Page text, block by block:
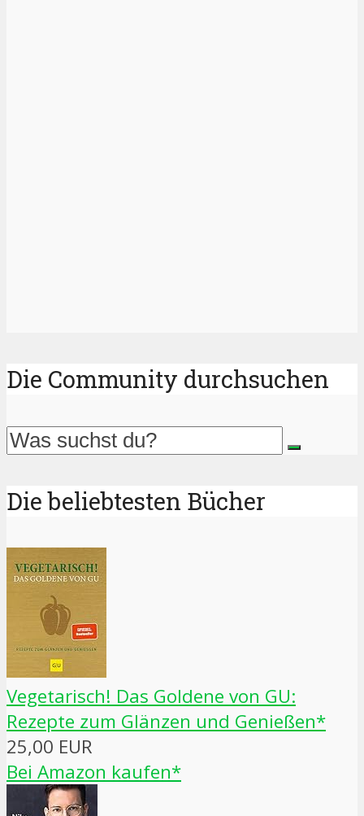
Die Community durchsuchen
Die beliebtesten Bücher
Vegetarisch! Das Goldene von GU:
Rezepte zum Glänzen und Genießen*
25,00 EUR
Bei Amazon kaufen*